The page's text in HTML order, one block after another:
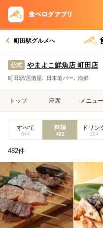
町田駅グルメへ
公式 やまよこ鮮魚店 町田店
町田駅/居酒屋､ 日本酒バー､ 海鮮
トップ 座席 メニュー
すべて
644
料理
482
ドリン
104
482件